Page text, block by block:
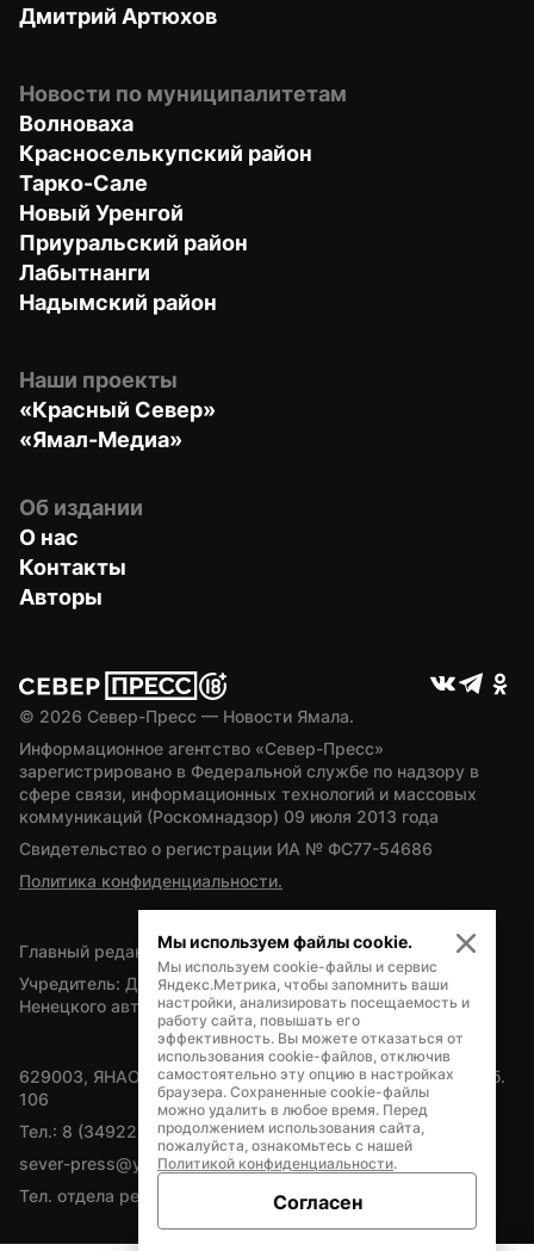
Дмитрий Артюхов
Новости по муниципалитетам
Волноваха
Красноселькупский район
Тарко-Сале
Новый Уренгой
Приуральский район
Лабытнанги
Надымский район
Наши проекты
«Красный Север»
«Ямал-Медиа»
Об издании
О нас
Контакты
Авторы
© 2026 Север-Пресс — Новости Ямала.
Информационное агентство «Север-Пресс»
зарегистрировано в Федеральной службе по надзору в
сфере связи, информационных технологий и массовых
коммуникаций (Роскомнадзор) 09 июля 2013 года
Свидетельство о регистрации ИА № ФС77-54686
Политика конфиденциальности.
Главный редактор — А.Л. Поздеев
Учредитель: Департамент внутренней политики Ямало-
Ненецкого автономного округа
629003, ЯНАО, Салехард, мкр. Богдана Кнунянца, д.1, каб.
106
Тел.: 8 (34922) 71262
sever-press@yamal-media.ru
Тел. отдела рекламы: 8 (34922) 42728
Мы используем файлы cookie.
Мы используем cookie-файлы и сервис
Яндекс.Метрика, чтобы запомнить ваши
настройки, анализировать посещаемость и
работу сайта, повышать его
эффективность. Вы можете отказаться от
использования cookie-файлов, отключив
самостоятельно эту опцию в настройках
браузера. Сохраненные cookie-файлы
можно удалить в любое время. Перед
продолжением использования сайта,
пожалуйста, ознакомьтесь с нашей
Политикой конфиденциальности.
Согласен